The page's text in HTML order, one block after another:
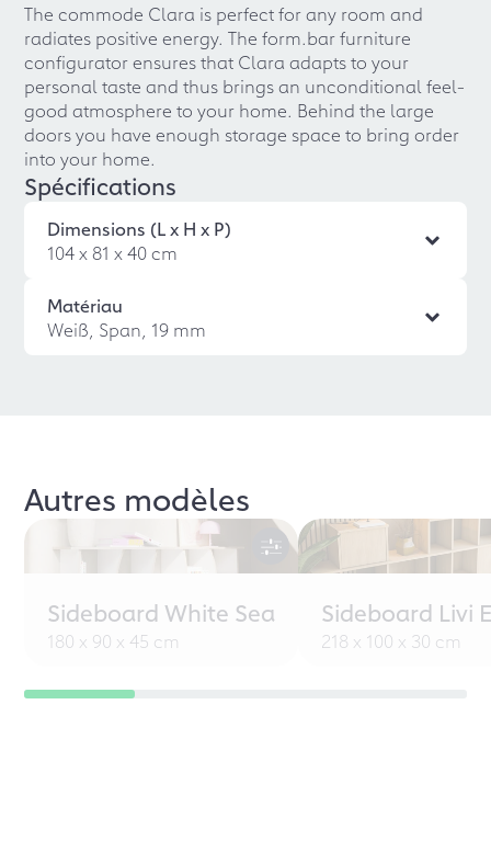
The commode Clara is perfect for any room and
radiates positive energy. The form.bar furniture
configurator ensures that Clara adapts to your
personal taste and thus brings an unconditional feel-
good atmosphere to your home. Behind the large
doors you have enough storage space to bring order
into your home.
Spécifications
Dimensions (L x H x P)
104 x 81 x 40 cm
Matériau
Weiß, Span, 19 mm
Autres modèles
Sideboard White Sea
180 x 90 x 45 cm
Sideboard Livi
218 x 100 x 30 cm